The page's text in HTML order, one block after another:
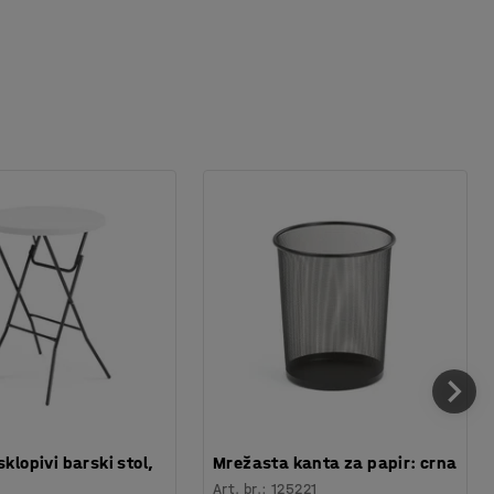
barski stol,
Mrežasta kanta za papir: crna
Art. br.:125221